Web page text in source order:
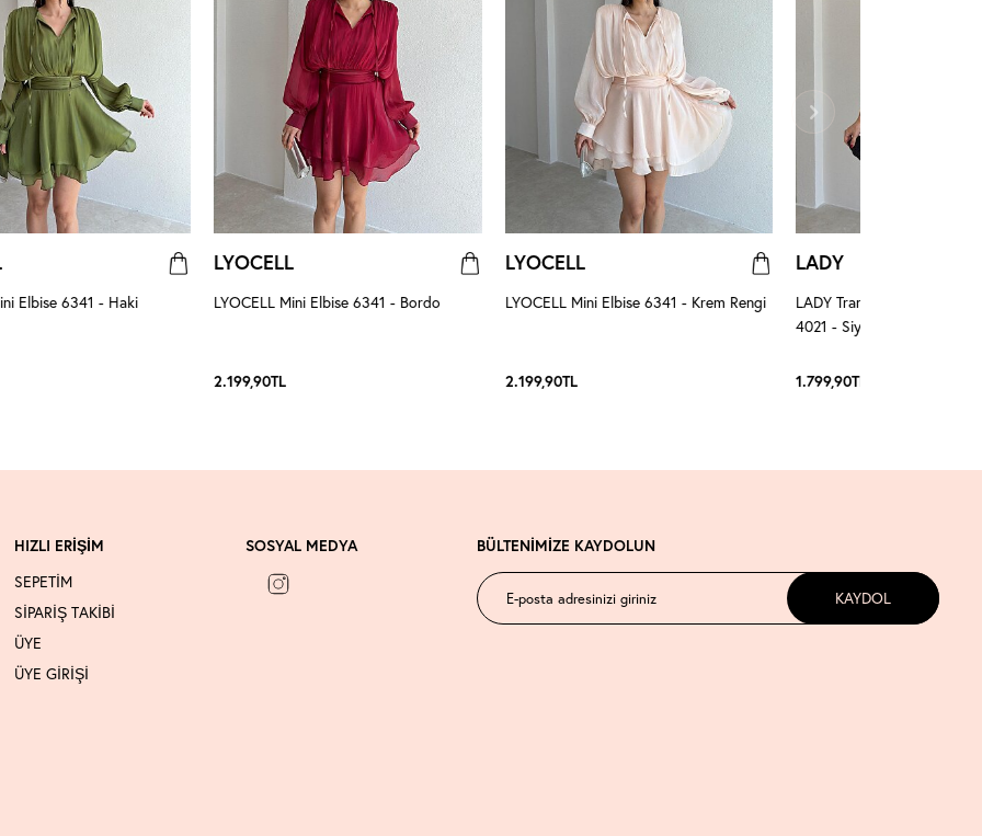
Elbise 6341 - Haki
LYOCELL
LYOCELL Mini Elbise 6341 - Bordo
2.199,90TL
LYOCELL
LYOCELL Mini Elbise 6341 - Krem Rengi
2.199,90TL
LADY
LADY Transparan Detaylı
4021 - Siyah
1.799,90TL
HIZLI ERİŞİM
SEPETİM
SİPARİŞ TAKİBİ
ÜYE
ÜYE GİRİŞİ
SOSYAL MEDYA BÜLTENİMİZE KAYDOLUN
KAYDOL